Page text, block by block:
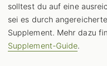
solltest du auf eine
sei es durch
Supplement. Mehr dazu
Supplement-Guide.